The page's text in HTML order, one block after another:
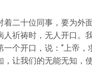
着二十位同事，要为外
人祈祷时，无人开口。
一个开口，说：“上帝，
，让我们的无能无知，